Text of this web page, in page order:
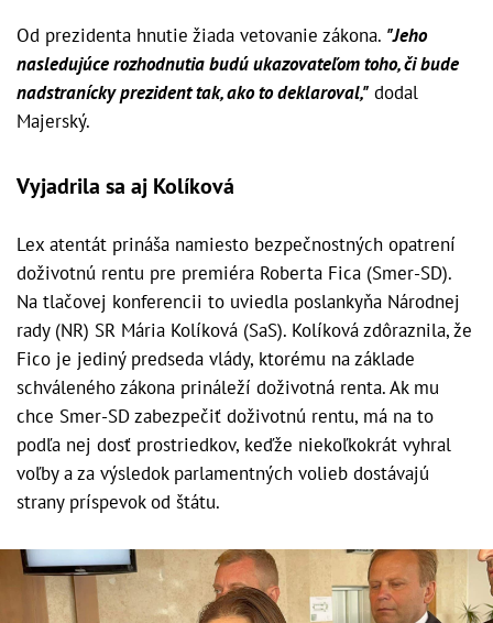
Od prezidenta hnutie žiada vetovanie zákona. "Jeho
nasledujúce rozhodnutia budú ukazovateľom toho, či bude
nadstranícky prezident tak, ako to deklaroval," dodal
Majerský.
Vyjadrila sa aj Kolíková
Lex atentát prináša namiesto bezpečnostných opatrení
doživotnú rentu pre premiéra Roberta Fica (Smer-SD).
Na tlačovej konferencii to uviedla poslankyňa Národnej
rady (NR) SR Mária Kolíková (SaS). Kolíková zdôraznila, že
Fico je jediný predseda vlády, ktorému na základe
schváleného zákona prináleží doživotná renta. Ak mu
chce Smer-SD zabezpečiť doživotnú rentu, má na to
podľa nej dosť prostriedkov, keďže niekoľkokrát vyhral
voľby a za výsledok parlamentných volieb dostávajú
strany príspevok od štátu.